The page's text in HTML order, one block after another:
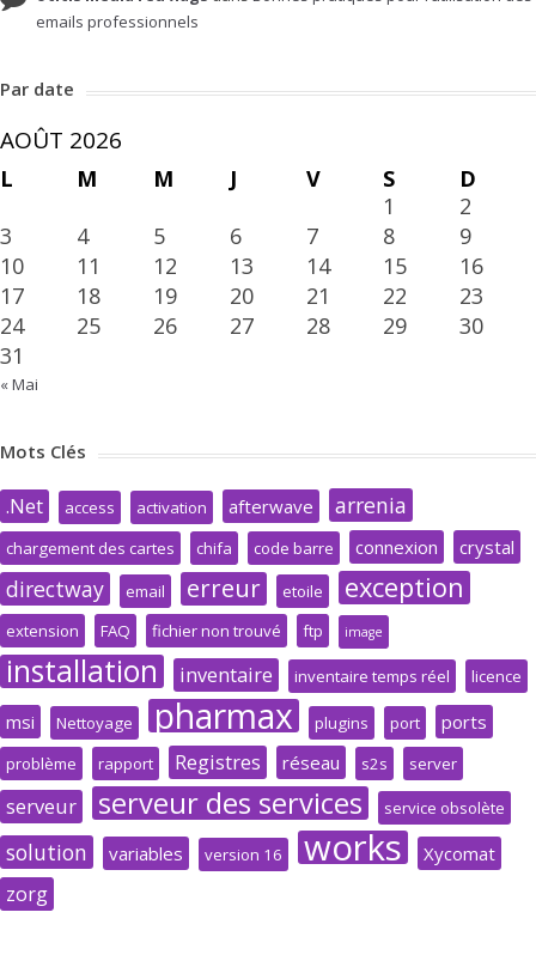
emails professionnels
Par date
AOÛT 2026
L M M J V S
D
1
2
3
4 5 6 7 8
9
10
11 12 13 14 15
16
17
18 19 20 21 22
23
24
25 26 27 28 29
30
31
« Mai
Mots Clés
.Net access activation afterwave arrenia
chargement des cartes chifa code barre connexion crystal
directway email erreur etoile exception
extension FAQ fichier non trouvé ftp image
installation inventaire inventaire temps réel licence
msi Nettoyage pharmax plugins port ports
problème rapport Registres réseau s2s server
serveur serveur des services service obsolète
solution variables version 16 works Xycomat
zorg